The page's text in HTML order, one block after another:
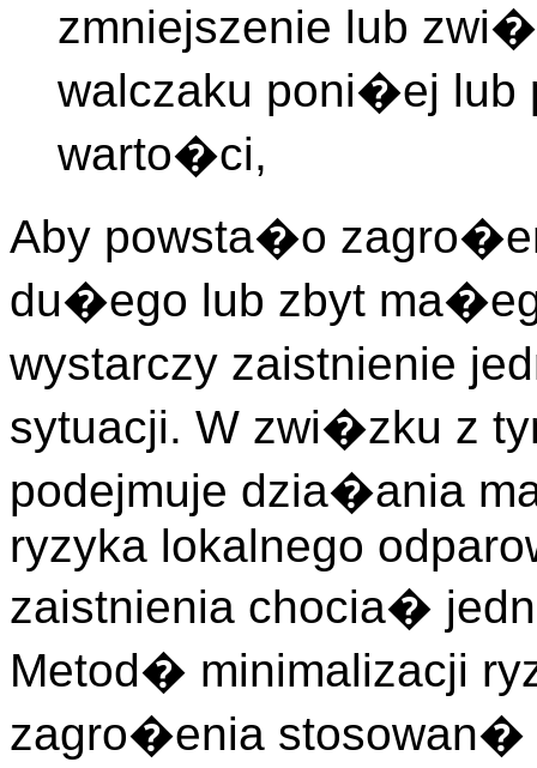
zmniejszenie lub
walczaku poni�ej lub
warto�ci,
Aby powsta�o
du�ego lub zbyt
wystarczy zaistnienie
sytuacji. W zwi�zku z
podejmuje dzia�ania
ryzyka lokalnego
zaistnienia chocia�
Metod� minimalizacji
zagro�enia stosowan�